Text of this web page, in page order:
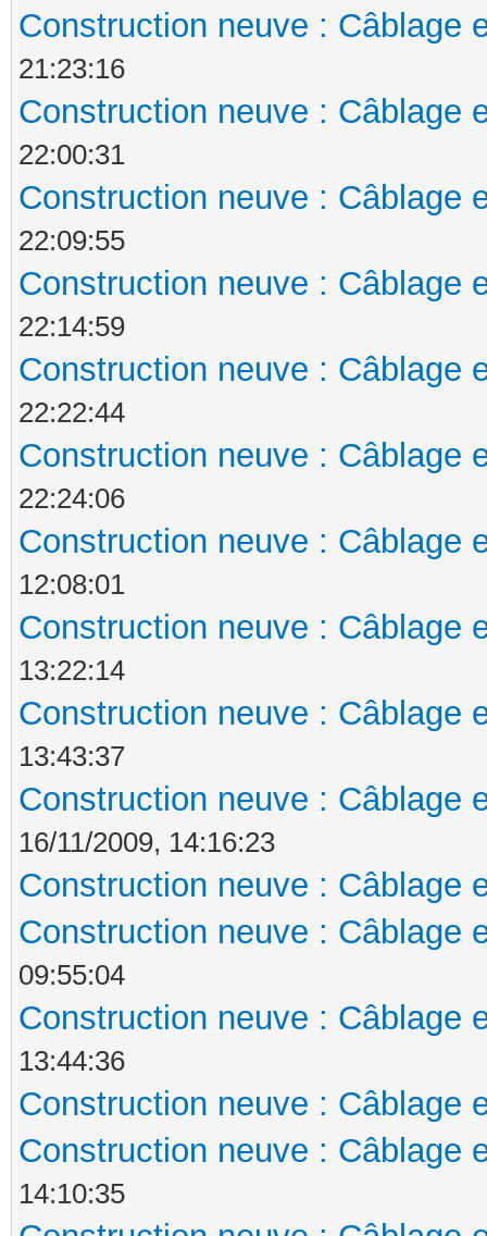
Construction neuve : Câblage
21:23:16
Construction neuve : Câblage
22:00:31
Construction neuve : Câblage
22:09:55
Construction neuve : Câblage
22:14:59
Construction neuve : Câblage
22:22:44
Construction neuve : Câblage
22:24:06
Construction neuve : Câblage
12:08:01
Construction neuve : Câblage
13:22:14
Construction neuve : Câblage
13:43:37
Construction neuve : Câblage
16/11/2009, 14:16:23
Construction neuve : Câblage
Construction neuve : Câblage
09:55:04
Construction neuve : Câblage
13:44:36
Construction neuve : Câblage
Construction neuve : Câblage
14:10:35